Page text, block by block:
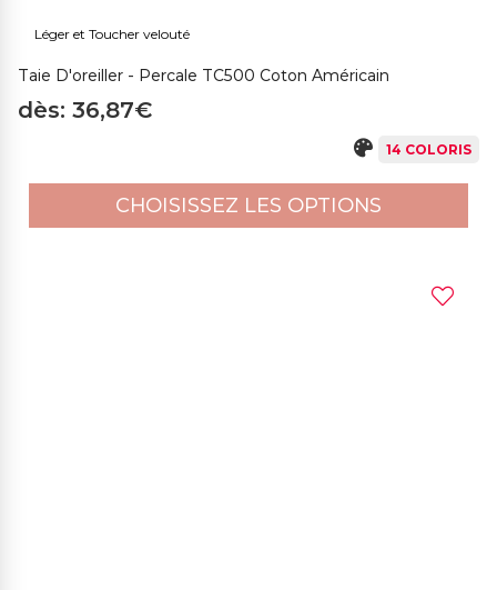
Léger et Toucher velouté
Taie D'oreiller - Percale TC500 Coton Américain
dès: 36,87€
14 COLORIS
CHOISISSEZ LES OPTIONS